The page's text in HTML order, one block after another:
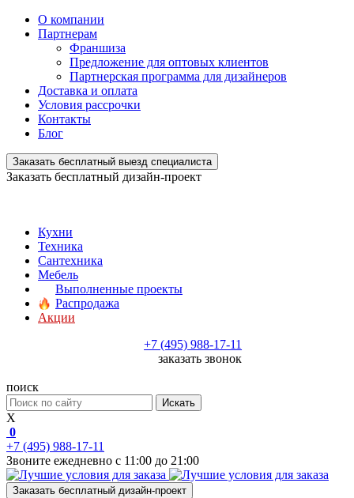
О компании
Партнерам
Франшиза
Предложение для оптовых клиентов
Партнерская программа для дизайнеров
Доставка и оплата
Условия рассрочки
Контакты
Блог
Заказать бесплатный выезд специалиста
Заказать бесплатный дизайн-проект
Кухни
Техника
Сантехника
Мебель
Выполненные проекты
Распродажа
Акции
+7 (495) 988-17-11
заказать звонок
поиск
Искать
X
0
+7 (495) 988-17-11
Звоните ежедневно с 11:00 до 21:00
Заказать бесплатный дизайн-проект